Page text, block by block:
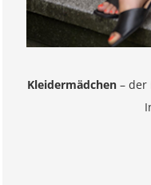
Kleidermädchen – der